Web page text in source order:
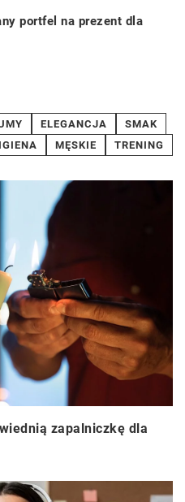
portfel na prezent dla
ELEGANCJA
SMAK
MĘSKIE TRENING
zapalniczkę dla